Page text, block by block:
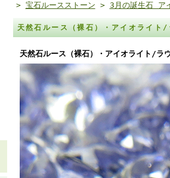
> 宝石ルースストーン > 3月の誕生石 ア
天然石ルース（裸石）・アイオライト
天然石ルース（裸石）・アイオライト/ラ